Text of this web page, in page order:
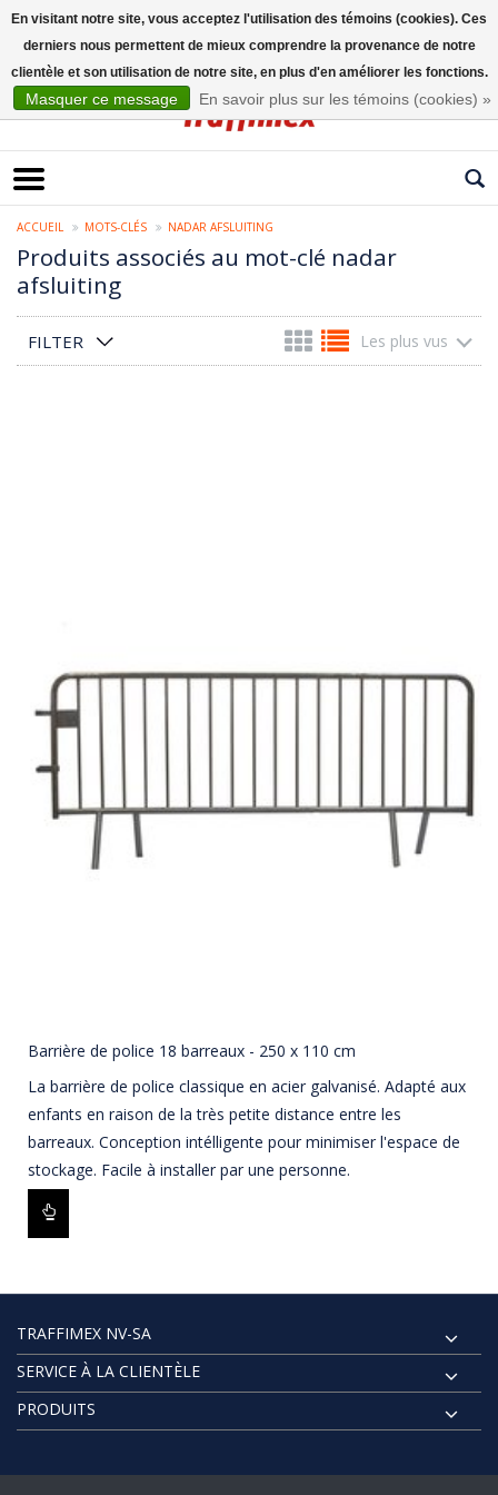
ACCUEIL MOTS-CLÉS NADAR AFSLUITING
Produits associés au mot-clé nadar
afsluiting
FILTER Les plus vus
Barrière de police 18 barreaux - 250 x 110 cm
La barrière de police classique en acier galvanisé. Adapté aux
enfants en raison de la très petite distance entre les
barreaux. Conception intélligente pour minimiser l'espace de
stockage. Facile à installer par une personne.
TRAFFIMEX NV-SA
SERVICE À LA CLIENTÈLE
PRODUITS
En visitant notre site, vous acceptez l'utilisation des témoins (cookies). Ces
derniers nous permettent de mieux comprendre la provenance de notre
clientèle et son utilisation de notre site, en plus d'en améliorer les fonctions.
Masquer ce message En savoir plus sur les témoins (cookies) »